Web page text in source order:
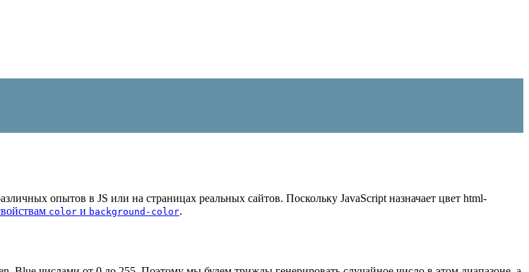
опытов в JS или на страницах реальных сайтов. Поскольку JavaScript назначает цвет html-
color и background-color.